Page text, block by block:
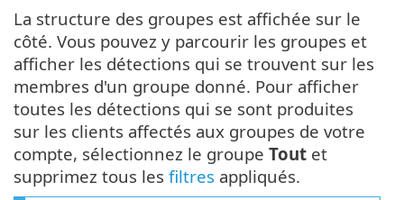
La structure des groupes est affichée sur le
côté. Vous pouvez y parcourir les groupes et
afficher les détections qui se trouvent sur les
membres d'un groupe donné. Pour afficher
toutes les détections qui se sont produites
sur les clients affectés aux groupes de votre
compte, sélectionnez le groupe Tout et
supprimez tous les filtres appliqués.